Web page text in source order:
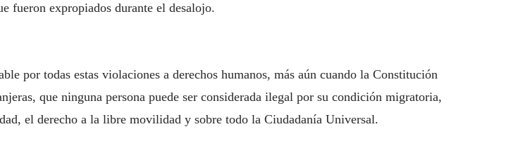
fueron expropiados durante el desalojo.
por todas estas violaciones a derechos humanos, más aún cuando la Constitución
que ninguna persona puede ser considerada ilegal por su condición migratoria,
el derecho a la libre movilidad y sobre todo la Ciudadanía Universal.